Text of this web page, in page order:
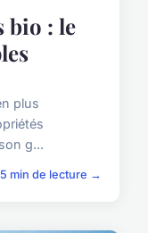
bio : le
plus
g...
5 min de lecture →